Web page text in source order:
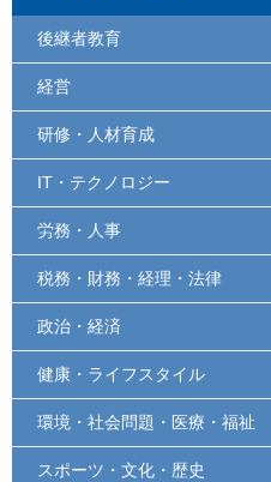
後継者教育
経営
研修・人材育成
IT・テクノロジー
労務・人事
税務・財務・経理・法律
政治・経済
健康・ライフスタイル
環境・社会問題・医療・福祉
スポーツ・文化・歴史